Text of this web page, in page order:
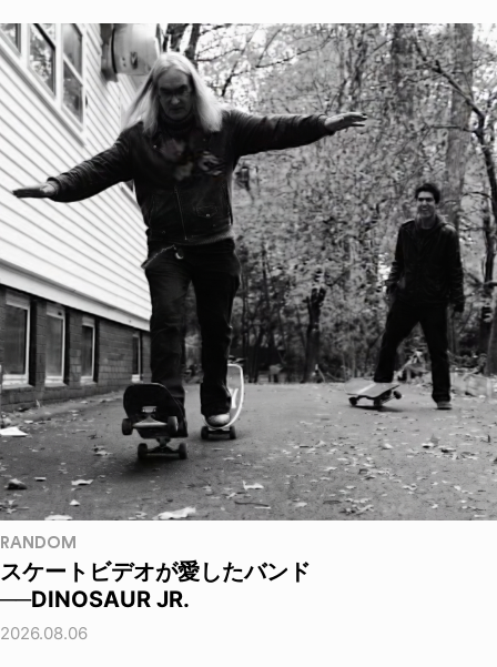
RANDOM
スケートビデオが愛したバンド
──DINOSAUR JR.
2026.08.06